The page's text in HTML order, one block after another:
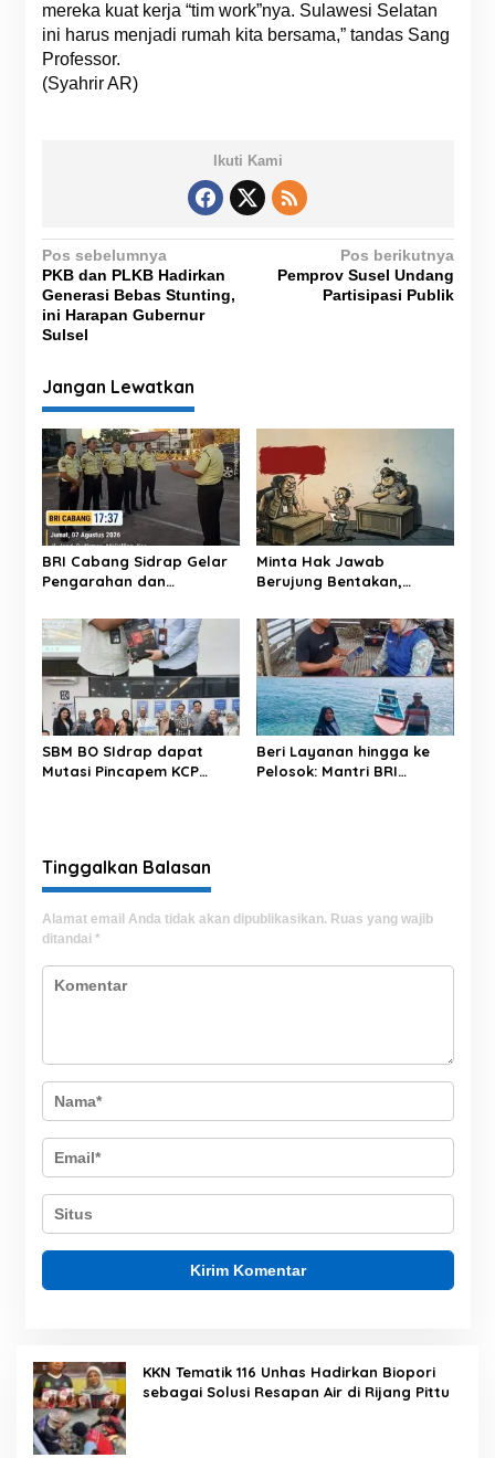
mereka kuat kerja “tim work”nya. Sulawesi Selatan
ini harus menjadi rumah kita bersama,” tandas Sang
Professor.
(Syahrir AR)
Ikuti Kami
N
a
v
i
g
a
s
i
p
o
s
Pos sebelumnya
PKB dan PLKB Hadirkan
Generasi Bebas Stunting,
ini Harapan Gubernur
Sulsel
Pos berikutnya
Pemprov Susel Undang
Partisipasi Publik
Jangan Lewatkan
BRI Cabang Sidrap Gelar
Pengarahan dan
Perlengkapan Personel
Keamanan untuk Perkuat
Kesiapsiagaan Layanan
Minta Hak Jawab
Berujung Bentakan,
Badan’ Soal Berita ‘Upeti’
UPPKB Pallangga?
SBM BO SIdrap dapat
Mutasi Pincapem KCP
Beri Layanan hingga ke
Pelosok: Mantri BRI
Tinggalkan Balasan
Alamat email Anda tidak akan dipublikasikan. Ruas yang wajib
ditandai *
KKN Tematik 116 Unhas Hadirkan Biopori
sebagai Solusi Resapan Air di Rijang Pittu